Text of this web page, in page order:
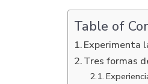
Table of
Experimenta
Tres formas